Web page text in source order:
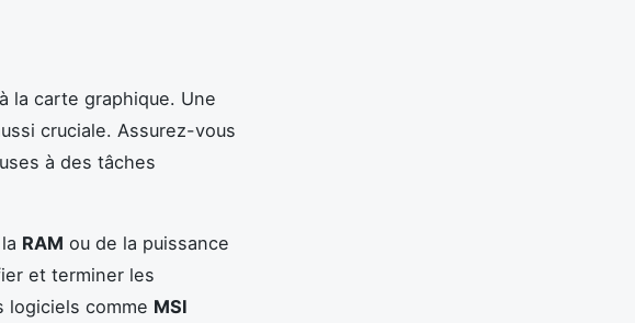
la carte graphique. Une
cruciale. Assurez-vous
à des tâches
RAM ou de la puissance
et terminer les
logiciels comme MSI